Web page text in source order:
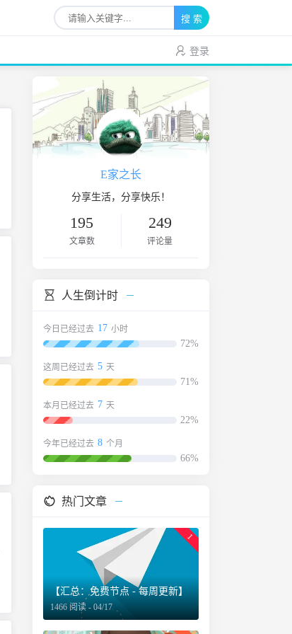
搜 索
登录
E家之长
分享生活，分享快乐！
195
文章数
249
评论量
人生倒计时
今日已经过去 17 小时
72%
这周已经过去 5 天
71%
本月已经过去 7 天
22%
今年已经过去 8 个月
66%
热门文章
1
【汇总：免费节点 - 每周更新】
1466 阅读 - 04/17